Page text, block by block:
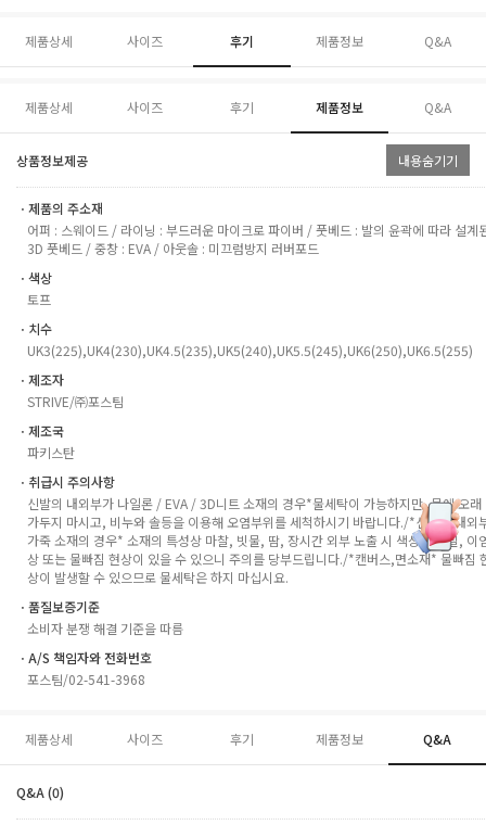
제품상세 사이즈 후기 제품정보 Q&A
제품상세 사이즈 후기 제품정보 Q&A
상품정보제공 내용숨기기
ㆍ제품의 주소재
어퍼 : 스웨이드 / 라이닝 : 부드러운 마이크로 파이버 / 풋베드 : 발의 윤곽에 따라 설계
3D 풋베드 / 중창 : EVA / 아웃솔 : 미끄럼방지 러버포드
ㆍ색상
토프
ㆍ치수
UK3(225),UK4(230),UK4.5(235),UK5(240),UK5.5(245),UK6(250),UK6.5(255)
ㆍ제조자
STRIVE/㈜포스팀
ㆍ제조국
파키스탄
ㆍ취급시 주의사항
신발의 내외부가 나일론 / EVA / 3D니트 소재의 경우*물세탁이 가능하지만, 물에 오래
가두지 마시고, 비누와 솔등을 이용해 오염부위를 세척하시기 바랍니다./*신발의 내외
가죽 소재의 경우* 소재의 특성상 마찰, 빗물, 땀, 장시간 외부 노출 시 색상의 변질, 이
상 또는 물빠짐 현상이 있을 수 있으니 주의를 당부드립니다./*캔버스,면소재* 물빠짐
상이 발생할 수 있으므로 물세탁은 하지 마십시요.
ㆍ품질보증기준
소비자 분쟁 해결 기준을 따름
ㆍA/S 책임자와 전화번호
포스팀/02-541-3968
제품상세 사이즈 후기 제품정보 Q&A
Q&A (0)